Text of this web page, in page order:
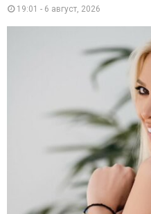
19:01 - 6 август, 2026